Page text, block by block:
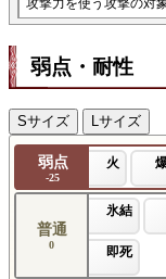
攻撃力を使う攻撃の対
弱点・耐性
Sサイズ Lサイズ
弱点
-25
火
普通
0
氷結
即死